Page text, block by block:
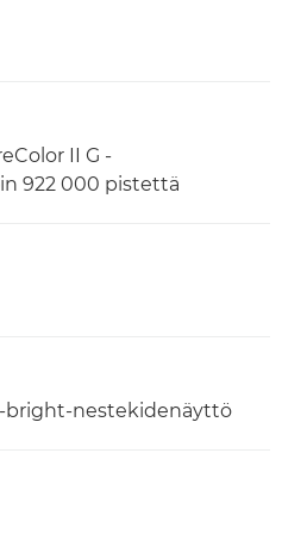
II G -
922 000 pistettä
bright-nestekidenäyttö